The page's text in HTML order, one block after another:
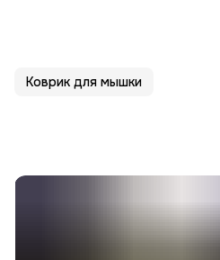
Коврик для мышки